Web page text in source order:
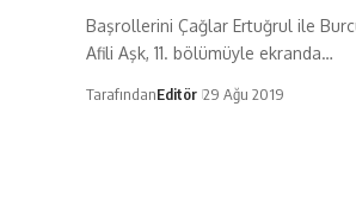
Başrollerini Çağlar Ertuğrul ile
Afili Aşk, 11. bölümüyle ekranda…
TarafındanEditör 29 Ağu 2019